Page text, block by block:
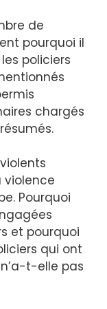
de
pourquoi il
policiers
chargés
violence
Pourquoi
et pourquoi
qui ont
t-elle pas